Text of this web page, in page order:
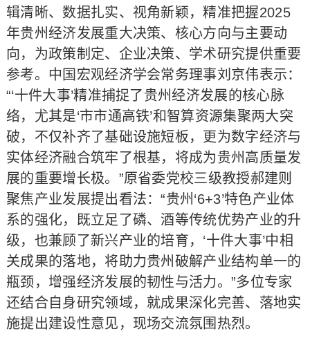
辑清晰、数据扎实、视角新颖，精准把握2025
年贵州经济发展重大决策、核心方向与主要动
向，为政策制定、企业决策、学术研究提供重要
参考。中国宏观经济学会常务理事刘京伟表示：
“‘十件大事’精准捕捉了贵州经济发展的核心脉
络，尤其是‘市市通高铁’和智算资源集聚两大突
破，不仅补齐了基础设施短板，更为数字经济与
实体经济融合筑牢了根基，将成为贵州高质量发
展的重要增长极。”原省委党校三级教授郝建则
聚焦产业发展提出看法：“贵州‘6+3’特色产业体
系的强化，既立足了磷、酒等传统优势产业的升
级，也兼顾了新兴产业的培育，‘十件大事’中相
关成果的落地，将助力贵州破解产业结构单一的
瓶颈，增强经济发展的韧性与活力。”多位专家
还结合自身研究领域，就成果深化完善、落地实
施提出建设性意见，现场交流氛围热烈。